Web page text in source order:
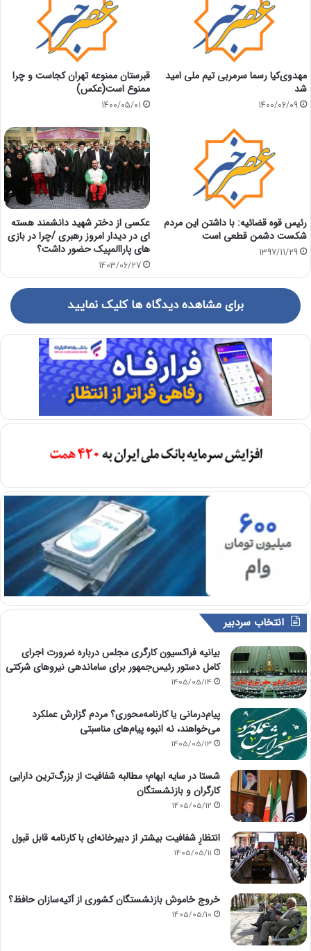
مهدوی‌کیا رسما سرمربی تیم ملی امید
شد
1400/06/09
قبرستان ممنوعه تهران کجاست و چرا
ممنوع است(عکس)
1400/05/01
رئیس قوه قضائیه: با داشتن این مردم
شکست دشمن قطعی است
1397/11/29
عکسی از دختر شهید دانشمند هسته
ای در دیدار امروز رهبری /چرا در بازی
های پاراالمپیک حضور داشت؟
1403/06/27
برای مشاهده دیدگاه ها کلیک نمایید
انتخاب سردبیر
بیانیه فراکسیون کارگری مجلس درباره ضرورت اجرای
کامل دستور رئیس‌جمهور برای ساماندهی نیروهای شرکتی
1405/05/14
پیام‌درمانی یا کارنامه‌محوری؟ مردم گزارش عملکرد
می‌خواهند، نه انبوه پیام‌های مناسبتی
1405/05/13
شستا در سایه ابهام؛ مطالبه شفافیت از بزرگ‌ترین دارایی
کارگران و بازنشستگان
1405/05/12
انتظارِ شفافیت بیشتر از دبیرخانه‌ای با کارنامه قابل قبول
1405/05/11
خروج خاموش بازنشستگان کشوری از آتیه‌سازان حافظ؟
1405/05/10